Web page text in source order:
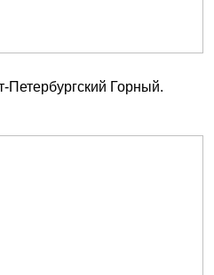
Петербургский Горный.